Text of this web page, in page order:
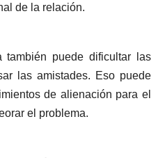
de la relación.
también puede dificultar las
las amistades. Eso puede
de alienación para el
el problema.